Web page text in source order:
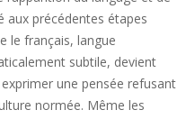
aux précédentes étapes
le français, langue
subtile, devient
une pensée refusant
normée. Même les